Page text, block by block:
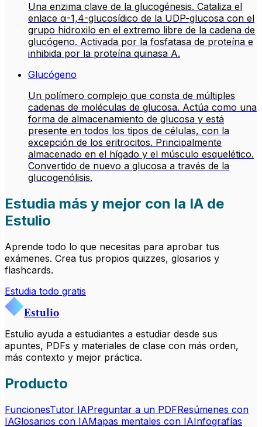
Una enzima clave de la glucogénesis. Cataliza el
enlace α-1,4-glucosídico de la UDP-glucosa con el
grupo hidroxilo en el extremo libre de la cadena de
glucógeno. Activada por la fosfatasa de proteína e
inhibida por la proteína quinasa A.
Glucógeno
Un polímero complejo que consta de múltiples
cadenas de moléculas de glucosa. Actúa como una
forma de almacenamiento de glucosa y está
presente en todos los tipos de células, con la
excepción de los eritrocitos. Principalmente
almacenado en el hígado y el músculo esquelético.
Convertido de nuevo a glucosa a través de la
glucogenólisis.
Estudia más y mejor con la IA de
Estulio
Aprende todo lo que necesitas para aprobar tus
exámenes. Crea tus propios quizzes, glosarios y
flashcards.
Estudia todo gratis
Estulio
Estulio ayuda a estudiantes a estudiar desde sus
apuntes, PDFs y materiales de clase con más orden,
más contexto y mejor práctica.
Producto
FuncionesTutor IAPreguntar a un PDFResúmenes con
IAGlosarios con IAMapas mentales con IAInfografías